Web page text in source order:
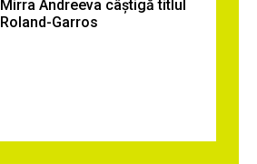
Mirra Andreeva câștigă titlul
Roland-Garros